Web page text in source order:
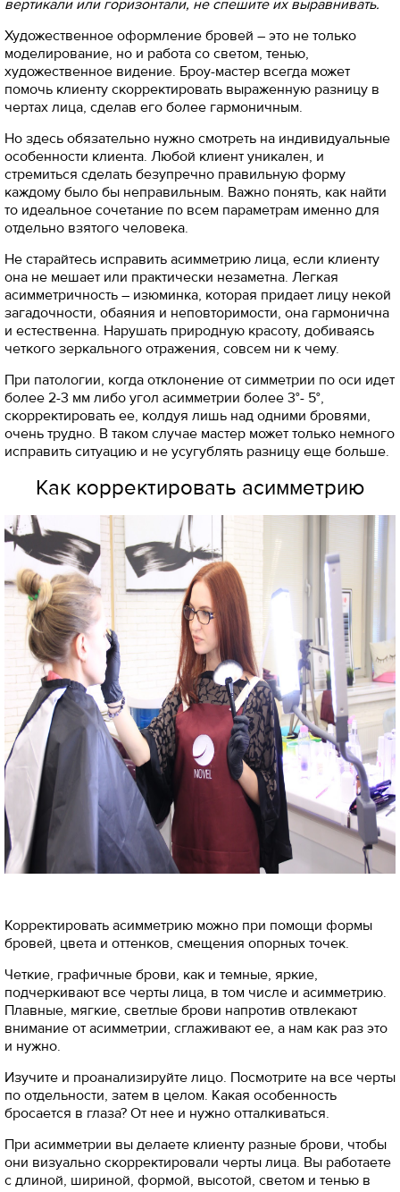
вертикали или горизонтали, не спешите их выравнивать.
Художественное оформление бровей – это не только
моделирование, но и работа со светом, тенью,
художественное видение. Броу-мастер всегда может
помочь клиенту скорректировать выраженную разницу в
чертах лица, сделав его более гармоничным.
Но здесь обязательно нужно смотреть на индивидуальные
особенности клиента. Любой клиент уникален, и
стремиться сделать безупречно правильную форму
каждому было бы неправильным. Важно понять, как найти
то идеальное сочетание по всем параметрам именно для
отдельно взятого человека.
Не старайтесь исправить асимметрию лица, если клиенту
она не мешает или практически незаметна. Легкая
асимметричность – изюминка, которая придает лицу некой
загадочности, обаяния и неповторимости, она гармонична
и естественна. Нарушать природную красоту, добиваясь
четкого зеркального отражения, совсем ни к чему.
При патологии, когда отклонение от симметрии по оси идет
более 2-3 мм либо угол асимметрии более 3°- 5°,
скорректировать ее, колдуя лишь над одними бровями,
очень трудно. В таком случае мастер может только немного
исправить ситуацию и не усугублять разницу еще больше.
Как корректировать асимметрию
Корректировать асимметрию можно при помощи формы
бровей, цвета и оттенков, смещения опорных точек.
Четкие, графичные брови, как и темные, яркие,
подчеркивают все черты лица, в том числе и асимметрию.
Плавные, мягкие, светлые брови напротив отвлекают
внимание от асимметрии, сглаживают ее, а нам как раз это
и нужно.
Изучите и проанализируйте лицо. Посмотрите на все черты
по отдельности, затем в целом. Какая особенность
бросается в глаза? От нее и нужно отталкиваться.
При асимметрии вы делаете клиенту разные брови, чтобы
они визуально скорректировали черты лица. Вы работаете
с длиной, шириной, формой, высотой, светом и тенью в